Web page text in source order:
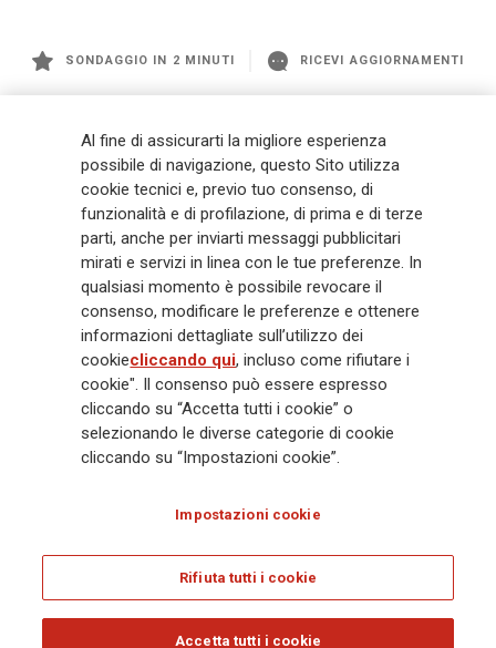
SONDAGGIO IN 2 MINUTI RICEVI AGGIORNAMENTI
management a livello globale, con premi complessivi pari a € 98,1
miliardi e € 900 miliardi di AUM nel 2025. Fondato nel 1831, con oltre 88
mila dipendenti e 163 mila agenti che servono 75 milioni di clienti, il
Gruppo ha una posizione di leadership in Europa e una presenza
crescente in Asia e America. Al centro della strategia di Generali c'è il suo
impegno Lifetime Partner verso i clienti, realizzato attraverso soluzioni
innovative e personalizzate, un'esperienza cliente di prima classe e le sue
capacità di distribuzione globale digitalizzata. Il Gruppo ha
completamente integrato la sostenibilità in tutte le scelte strategiche, con
l'obiettivo di creare valore per tutti gli stakeholder mentre costruisce una
società più equa e resiliente.
Legal Info Cookie Policy Privacy & GDPR
Al fine di assicurarti la migliore esperienza
possibile di navigazione, questo Sito utilizza
cookie tecnici e, previo tuo consenso, di
funzionalità e di profilazione, di prima e di terze
parti, anche per inviarti messaggi pubblicitari
mirati e servizi in linea con le tue preferenze. In
qualsiasi momento è possibile revocare il
consenso, modificare le preferenze e ottenere
informazioni dettagliate sull’utilizzo dei
cookiecliccando qui, incluso come rifiutare i
cookie". Il consenso può essere espresso
cliccando su “Accetta tutti i cookie” o
selezionando le diverse categorie di cookie
cliccando su “Impostazioni cookie”.
Impostazioni cookie
Rifiuta tutti i cookie
Accetta tutti i cookie